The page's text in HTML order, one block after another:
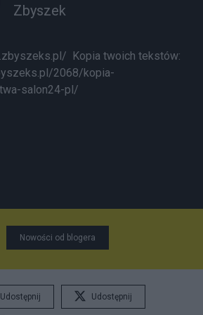
Zbyszek
Kopia twoich tekstów:
2068/kopia-
salon24-pl/
Nowości od blogera
Udostępnij Udostępnij